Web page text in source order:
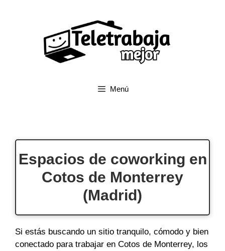
Menú
Espacios de coworking en
Cotos de Monterrey
(Madrid)
Si estás buscando un sitio tranquilo, cómodo y bien
conectado para trabajar en Cotos de Monterrey, los